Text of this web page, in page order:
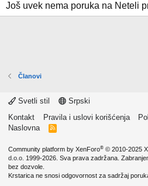
Još uvek nema poruka na Neteli
Članovi
Svetli stil
Srpski
Kontakt
Pravila i uslovi korišćenja
Naslovna
R
Community platform by XenForo® © 2010-2025
d.o.o. 1999-2026. Sva prava zadržana.
bez dozvole.
Krstarica ne snosi odgovornost za sadržaj